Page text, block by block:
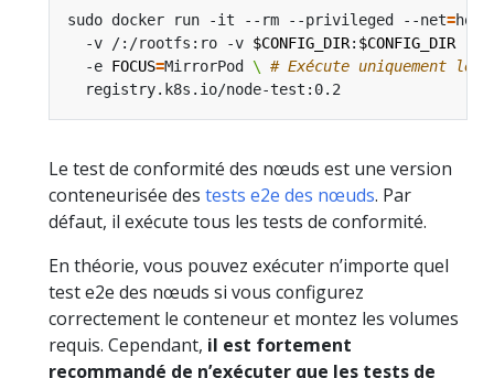
sudo docker run -it --rm --privileged --net=
  -v /:/rootfs:ro -v
$CONFIG_DIR: $CONFIG_DIR
  -e
FOCUS=MirrorPod \ # Exécute uniquement le
Le test de conformité des nœuds est une version
conteneurisée des tests e2e des nœuds. Par
défaut, il exécute tous les tests de conformité.
En théorie, vous pouvez exécuter n’importe quel
test e2e des nœuds si vous configurez
correctement le conteneur et montez les volumes
requis. Cependant, il est fortement
recommandé de n’exécuter que les tests de